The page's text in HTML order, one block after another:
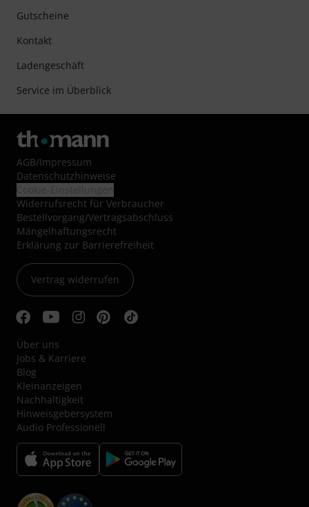
Gutscheine
Kontakt
Ladengeschäft
Service im Überblick
AGB/Impressum
Datenschutzhinweise
Widerrufsrecht für Verbraucher
Bestellvorgang/Vertragsabschluss
Mängelhaftungsrecht
Erklärung zur Barrierefreiheit
Vertrag widerrufen
Über uns
Jobs & Karriere
Blog
Kleinanzeigen
Nachhaltigkeit
Hinweisgebersystem
Audio Professionell